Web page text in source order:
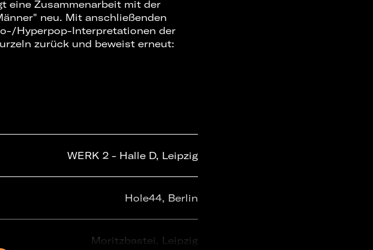
eine Zusammenarbeit mit der
neu. Mit anschließenden
Hyperpop-Interpretationen der
zurück und beweist erneut:
WERK 2 - Halle D, Leipzig
Hole44, Berlin
Moritzbastei, Leipzig